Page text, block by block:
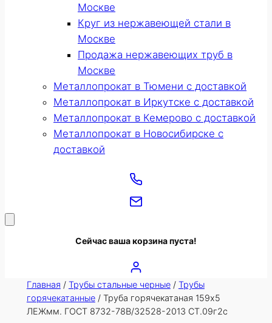
Москве
Круг из нержавеющей стали в
Москве
Продажа нержавеющих труб в
Москве
Металлопрокат в Тюмени с доставкой
Металлопрокат в Иркутске с доставкой
Металлопрокат в Кемерово с доставкой
Металлопрокат в Новосибирске с
доставкой
Сейчас ваша корзина пуста!
Главная / Трубы стальные черные/ Трубы
горячекатанные/ Труба горячекатаная 159х5
ЛЕЖмм. ГОСТ 8732-78В/32528-2013 СТ.09г2с